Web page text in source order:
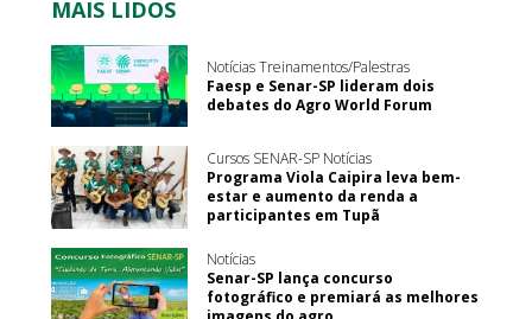
MAIS LIDOS
Notícias Treinamentos/Palestras
Faesp e Senar-SP lideram dois
debates do Agro World Forum
Cursos SENAR-SP Notícias
Programa Viola Caipira leva bem-
estar e aumento da renda a
participantes em Tupã
Notícias
Senar-SP lança concurso
fotográfico e premiará as melhores